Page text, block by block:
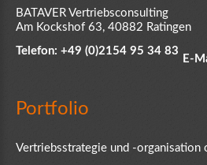
BATAVER Vertriebsconsulting
Am Kockshof 63, 40882 Ratingen
Telefon: +49 (0)2154 95 34 83
E-
Portfolio
Vertriebsstrategie und -organisation